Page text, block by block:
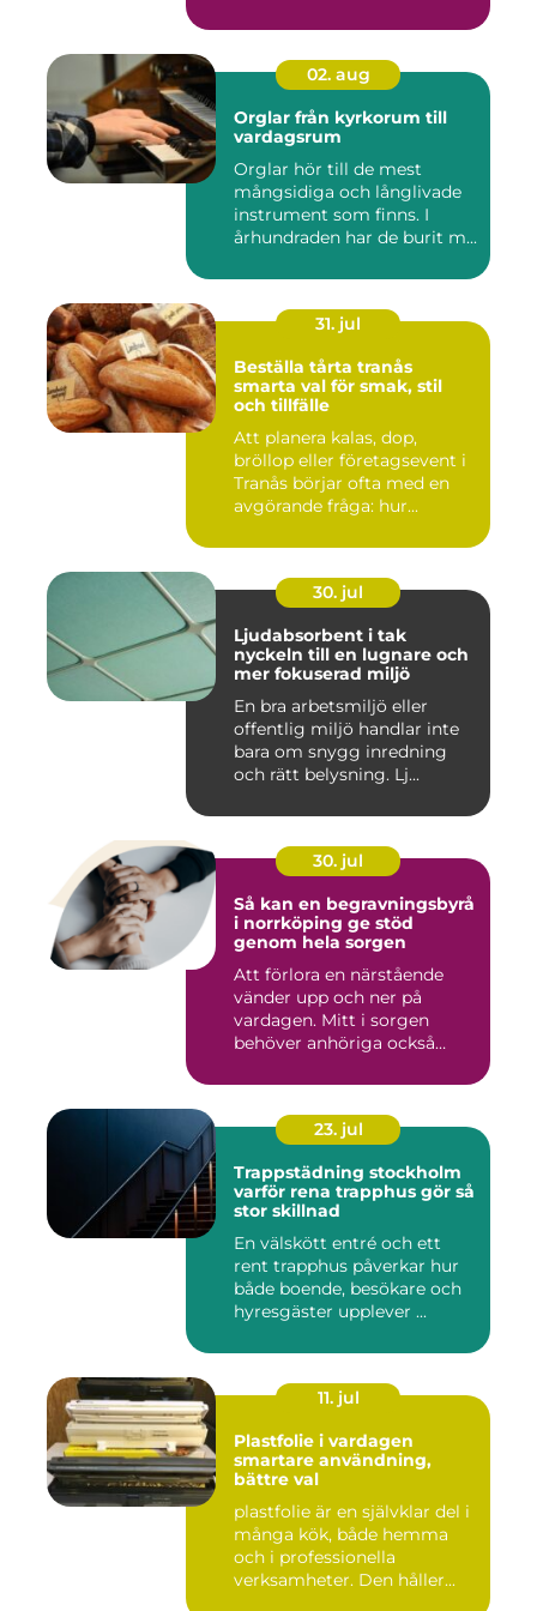
02. aug
Orglar från kyrkorum till
vardagsrum
Orglar hör till de mest
mångsidiga och långlivade
instrument som finns. I
århundraden har de burit m...
31. jul
Beställa tårta tranås
smarta val för smak, stil
och tillfälle
Att planera kalas, dop,
bröllop eller företagsevent i
Tranås börjar ofta med en
avgörande fråga: hur...
30. jul
Ljudabsorbent i tak
nyckeln till en lugnare och
mer fokuserad miljö
En bra arbetsmiljö eller
offentlig miljö handlar inte
bara om snygg inredning
och rätt belysning. Lj...
30. jul
Så kan en begravningsbyrå
i norrköping ge stöd
genom hela sorgen
Att förlora en närstående
vänder upp och ner på
vardagen. Mitt i sorgen
behöver anhöriga också
23. jul
Trappstädning stockholm
varför rena trapphus gör så
stor skillnad
En välskött entré och ett
rent trapphus påverkar hur
både boende, besökare och
hyresgäster upplever ...
11. jul
Plastfolie i vardagen
smartare användning,
bättre val
plastfolie är en självklar del i
många kök, både hemma
och i professionella
verksamheter. Den håller...